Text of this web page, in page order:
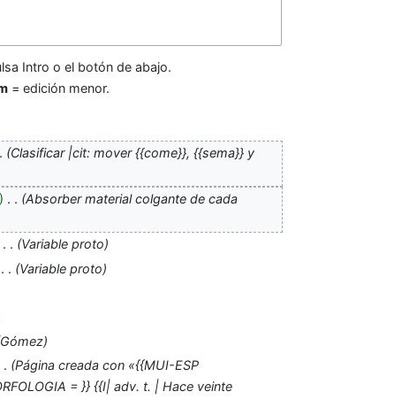
Intro o el botón de abajo.
= edición menor.
Clasificar |cit: mover {{come}}, {{sema}} y
Absorber material colgante de cada
Variable proto
Variable proto
Gómez
Página creada con «{{MUI-ESP
= }} {{I| adv. t. | Hace veinte